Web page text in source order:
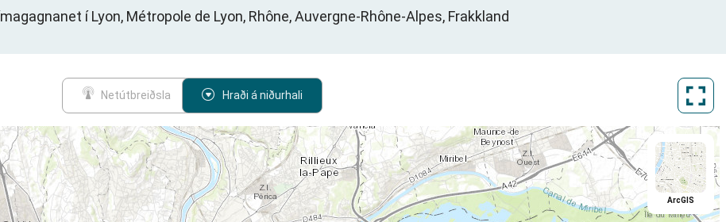
í Lyon, Métropole de Lyon, Rhône, Auvergne-Rhône-Alpes, Frakkland
Netútbreiðsla Hraði á niðurhali
ArcGIS